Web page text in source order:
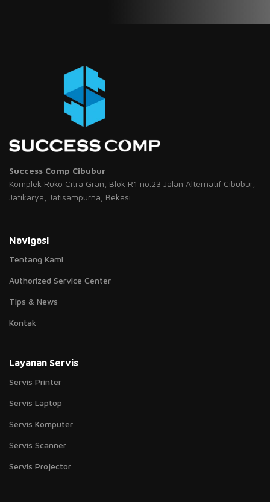
Success Comp Cibubur
Komplek Ruko Citra Gran, Blok R1 no.23 Jalan Alternatif Cibubur,
Jatikarya, Jatisampurna, Bekasi
Navigasi
Tentang Kami
Authorized Service Center
Tips & News
Kontak
Layanan Servis
Servis Printer
Servis Laptop
Servis Komputer
Servis Scanner
Servis Projector